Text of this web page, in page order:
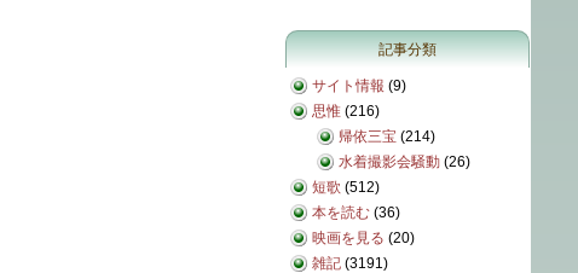
記事分類
サイト情報 (9)
思惟 (216)
帰依三宝 (214)
水着撮影会騒動 (26)
短歌 (512)
本を読む (36)
映画を見る (20)
雑記 (3191)